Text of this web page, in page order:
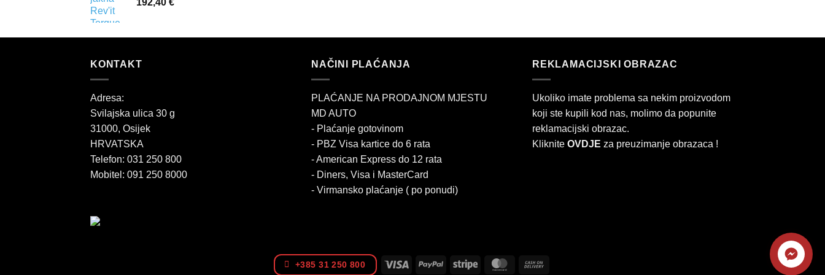
192,40 €
KONTAKT
Adresa:
Svilajska ulica 30 g
31000, Osijek
HRVATSKA
Telefon: 031 250 800
Mobitel: 091 250 8000
NAČINI PLAĆANJA
PLAĆANJE NA PRODAJNOM MJESTU
MD AUTO
- Plaćanje gotovinom
- PBZ Visa kartice do 6 rata
- American Express do 12 rata
- Diners, Visa i MasterCard
- Virmansko plaćanje ( po ponudi)
REKLAMACIJSKI OBRAZAC
Ukoliko imate problema sa nekim proizvodom
koji ste kupili kod nas, molimo da popunite
reklamacijski obrazac.
Kliknite OVDJE za preuzimanje obrazaca !
+385 31 250 800 Visa PayPal Stripe MasterCard
Kontaktirajte
nas